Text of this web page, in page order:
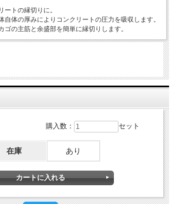
ートの縁切りに。
自体の厚みによりコンクリートの圧力を吸収します。
ゴの主筋と余盛部を簡単に縁切りします。
購入数： セット
在庫 あり